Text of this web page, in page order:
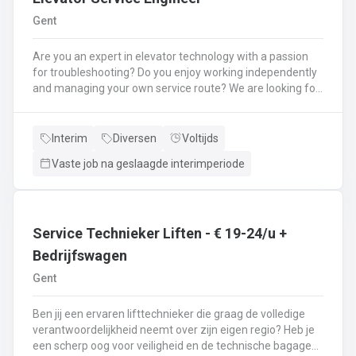
Gent
Are you an expert in elevator technology with a passion
for troubleshooting? Do you enjoy working independently
and managing your own service route? We are looking for
As a Senior Service Technician, you are the technical face
reliability, and optimal performance of a diverse portfolio
regulations.Diagnostics & Fault-finding: Identify and
resolve complex mechanical and electrical malfunctions
independently.Repairs: Execute necessary repairs and
replace worn or damaged components.Technical
Reporting: Document your work clearly and advise clients
on necessary upgrades or preventive measures.Safety:
Ensure all work is carried out according to the strictest
safety protocols.
Interim Diversen
Voltijds
Vaste job na geslaagde interimperiode
Service Technieker Liften - € 19-24/u +
Bedrijfswagen
Gent
Ben jij een ervaren lifttechnieker die graag de volledige
verantwoordelijkheid neemt over zijn eigen regio? Heb je
een scherp oog voor veiligheid en de technische bagage